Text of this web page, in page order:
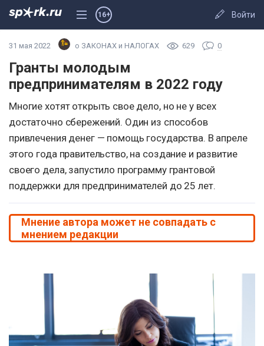
Войти
16+
31 мая 2022 о ЗАКОНАХ и НАЛОГАХ 629 0
Гранты молодым
предпринимателям в 2022 году
Многие хотят открыть свое дело, но не у всех
достаточно сбережений. Один из способов
привлечения денег — помощь государства. В апреле
этого года правительство, на создание и развитие
своего дела, запустило программу грантовой
поддержки для предпринимателей до 25 лет.
Мнение автора может не совпадать с
мнением редакции